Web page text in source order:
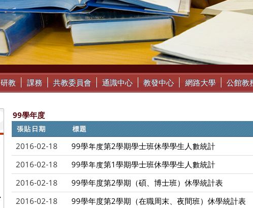
研教 課務 共教委員會 通識中心 教發中心 網路大學 公館教
99學年度
張貼日期 標題
2016-02-18 99學年度第2學期學士班休學學生人數統計
2016-02-18
99學年度第1學期學士班休學學生人數統計
2016-02-18
99學年度第2學期（碩、博士班）休學統計表
2016-02-18
99學年度第2學期（在職周末、夜間班）休學統計表